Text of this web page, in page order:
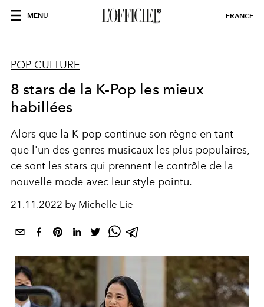
MENU FRANCE
POP CULTURE
8 stars de la K-Pop les mieux
habillées
Alors que la K-pop continue son règne en tant
que l'un des genres musicaux les plus populaires,
ce sont les stars qui prennent le contrôle de la
nouvelle mode avec leur style pointu.
21.11.2022 by Michelle Lie